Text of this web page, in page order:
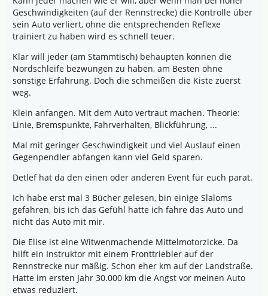
Geschwindigkeiten (auf der Rennstrecke) die Kontrolle über
sein Auto verliert, ohne die entsprechenden Reflexe
trainiert zu haben wird es schnell teuer.
Klar will jeder (am Stammtisch) behaupten können die
Nordschleife bezwungen zu haben, am Besten ohne
sonstige Erfahrung. Doch die schmeißen die Kiste zuerst
weg.
Klein anfangen. Mit dem Auto vertraut machen. Theorie:
Linie, Bremspunkte, Fahrverhalten, Blickführung, ...
Mal mit geringer Geschwindigkeit und viel Auslauf einen
Gegenpendler abfangen kann viel Geld sparen.
Detlef hat da den einen oder anderen Event für euch parat.
Ich habe erst mal 3 Bücher gelesen, bin einige Slaloms
gefahren, bis ich das Gefühl hatte ich fahre das Auto und
nicht das Auto mit mir.
Die Elise ist eine Witwenmachende Mittelmotorzicke. Da
hilft ein Instruktor mit einem Fronttriebler auf der
Rennstrecke nur mäßig. Schon eher km auf der Landstraße.
Hatte im ersten Jahr 30.000 km die Angst vor meinen Auto
etwas reduziert.